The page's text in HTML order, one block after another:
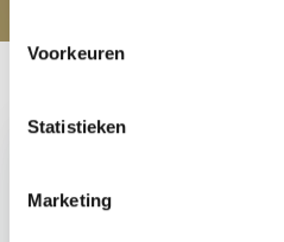
Voorkeuren
Statistieken
Marketing